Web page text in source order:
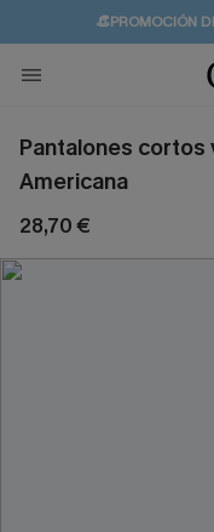
👒PROMOCIÓN
🚚ENVÍO
Pantalones cortos
Americana
28,70 €